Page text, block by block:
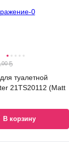
Ҕ
туалетной
21TS20112 (Matt
В корзину